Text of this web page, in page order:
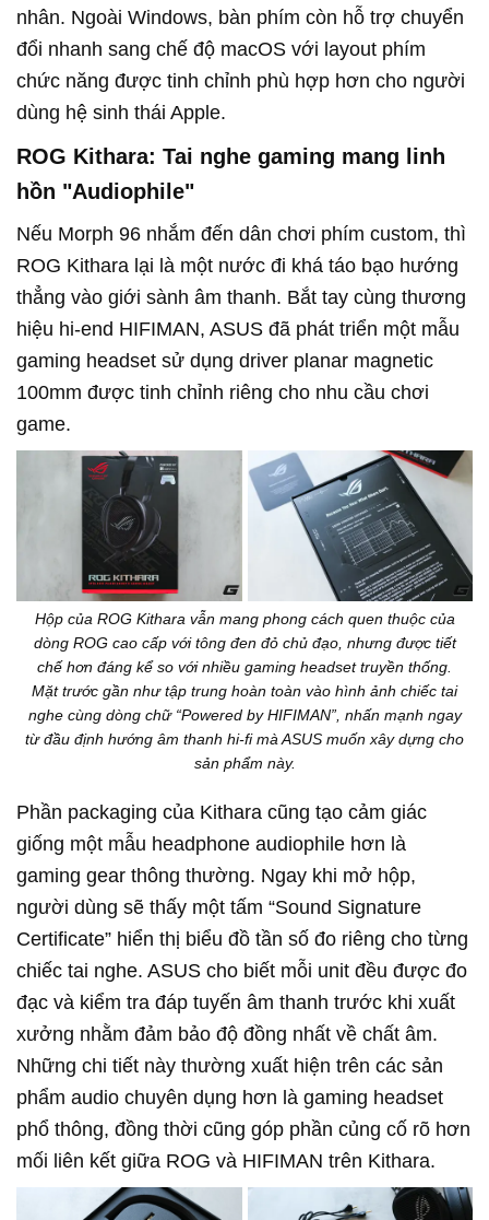
nhân. Ngoài Windows, bàn phím còn hỗ trợ chuyển
đổi nhanh sang chế độ macOS với layout phím
chức năng được tinh chỉnh phù hợp hơn cho người
dùng hệ sinh thái Apple.
ROG Kithara: Tai nghe gaming mang linh
hồn "Audiophile"
Nếu Morph 96 nhắm đến dân chơi phím custom, thì
ROG Kithara lại là một nước đi khá táo bạo hướng
thẳng vào giới sành âm thanh. Bắt tay cùng thương
hiệu hi-end HIFIMAN, ASUS đã phát triển một mẫu
gaming headset sử dụng driver planar magnetic
100mm được tinh chỉnh riêng cho nhu cầu chơi
game.
Hộp của ROG Kithara vẫn mang phong cách quen thuộc của
dòng ROG cao cấp với tông đen đỏ chủ đạo, nhưng được tiết
chế hơn đáng kể so với nhiều gaming headset truyền thống.
Mặt trước gần như tập trung hoàn toàn vào hình ảnh chiếc tai
nghe cùng dòng chữ “Powered by HIFIMAN”, nhấn mạnh ngay
từ đầu định hướng âm thanh hi-fi mà ASUS muốn xây dựng cho
sản phẩm này.
Phần packaging của Kithara cũng tạo cảm giác
giống một mẫu headphone audiophile hơn là
gaming gear thông thường. Ngay khi mở hộp,
người dùng sẽ thấy một tấm “Sound Signature
Certificate” hiển thị biểu đồ tần số đo riêng cho từng
chiếc tai nghe. ASUS cho biết mỗi unit đều được đo
đạc và kiểm tra đáp tuyến âm thanh trước khi xuất
xưởng nhằm đảm bảo độ đồng nhất về chất âm.
Những chi tiết này thường xuất hiện trên các sản
phẩm audio chuyên dụng hơn là gaming headset
phổ thông, đồng thời cũng góp phần củng cố rõ hơn
mối liên kết giữa ROG và HIFIMAN trên Kithara.